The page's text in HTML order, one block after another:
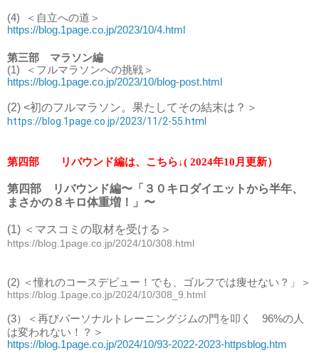
(4)
＜自立への道＞
https://blog.1page.co.jp/2023/10/4.html
第三部 マラソン編
(1)
＜フルマラソンへの挑戦＞
https://blog.1page.co.jp/2023/10/blog-post.html
(2) <初のフルマラソン。果たしてその結末は？＞
https://blog.1page.co.jp/2023/11/2-55.html
第四部 リバウンド編は、こちら↓( 2024年10月更新）
第四部 リバウンド編〜「３０キロダイエットから半年、
まさかの８キロ体重増！」〜
(1) ＜マスコミの取材を受ける＞
https://blog.1page.co.jp/2024/10/308.html
(2) ＜憧れのコースデビュー！でも、ゴルフでは痩せない？」＞
https://blog.1page.co.jp/2024/10/308_9.html
(3）＜再びパーソナルトレーニングジムの門を叩く 96%の人
は変われない！？ ＞
https://blog.1page.co.jp/2024/10/93-2022-2023-httpsblog.htm